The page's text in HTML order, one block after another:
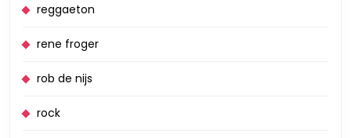
reggaeton
rene froger
rob de nijs
rock